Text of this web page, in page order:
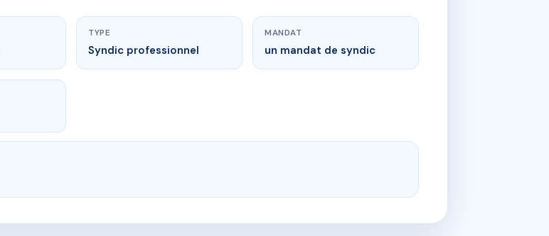
TYPE
Syndic professionnel
MANDAT
un mandat de syndic